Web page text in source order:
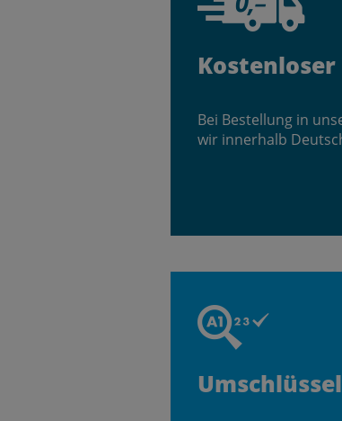
Kostenloser
Bei Bestellung in
wir innerhalb